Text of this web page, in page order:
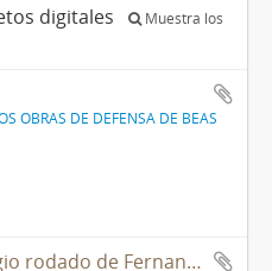
digitales
Muestra los
OBRAS DE DEFENSA DE BEAS
1235 - Privilegio rodado de Fernando III el Santo por el que concede a Pedro González, maestre de la Orden de Santiago, la villa de Torres, su castillo y su término, que limita con Albánchez, Veas, Catena y Cotillas.